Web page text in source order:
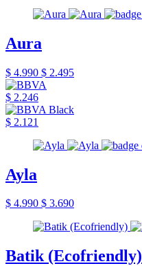
Aura
$ 4.990 $ 2.495
$ 2.246
$ 2.121
Ayla
$ 4.990 $ 3.690
Batik (Ecofriendly)